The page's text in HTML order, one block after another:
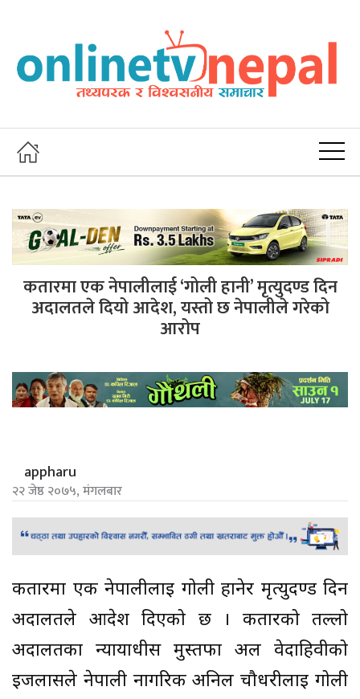
कतारमा एक नेपालीलाई ‘गोली हानी’ मृत्युदण्ड दिन
अदालतले दियो आदेश, यस्तो छ नेपालीले गरेको
आरोप
appharu
२२ जेष्ठ २०७५, मंगलबार
कतारमा एक नेपालीलाई गोली हानेर मृत्युदण्ड दिन
अदालतले आदेश दिएको छ । कतारको तल्लो
अदालतका न्यायाधीस मुस्तफा अल वेदाहिवीको
इजलासले नेपाली नागरिक अनिल चौधरीलाई गोली